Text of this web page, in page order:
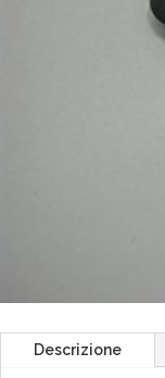
Descrizione